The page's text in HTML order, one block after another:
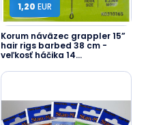
1,20 EUR
Korum náväzec grappler 15”
hair rigs barbed 38 cm -
veľkosť háčika 14